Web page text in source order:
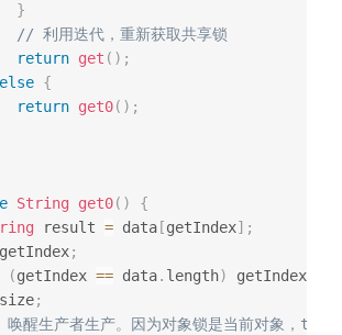
}
// 利用迭代，重新获取共享锁
return get ( ) ;
else {
return get0( ) ;
String get0( )
{
result = data [getIndex] ;
getIndex;
(getIndex == data. length) getIndex
size;
醒生产者生产。因为对象锁是当前对象，this